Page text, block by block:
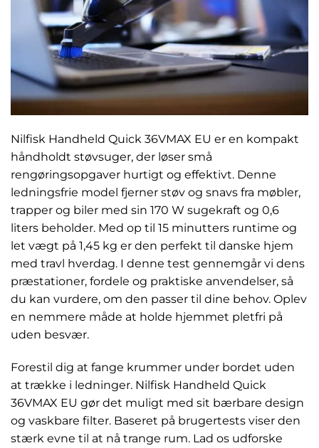
Nilfisk Handheld Quick 36VMAX EU er en kompakt
håndholdt støvsuger, der løser små
rengøringsopgaver hurtigt og effektivt. Denne
ledningsfrie model fjerner støv og snavs fra møbler,
trapper og biler med sin 170 W sugekraft og 0,6
liters beholder. Med op til 15 minutters runtime og
let vægt på 1,45 kg er den perfekt til danske hjem
med travl hverdag. I denne test gennemgår vi dens
præstationer, fordele og praktiske anvendelser, så
du kan vurdere, om den passer til dine behov. Oplev
en nemmere måde at holde hjemmet pletfri på
uden besvær.
Forestil dig at fange krummer under bordet uden
at trække i ledninger. Nilfisk Handheld Quick
36VMAX EU gør det muligt med sit bærbare design
og vaskbare filter. Baseret på brugertests viser den
stærk evne til at nå trange rum. Lad os udforske